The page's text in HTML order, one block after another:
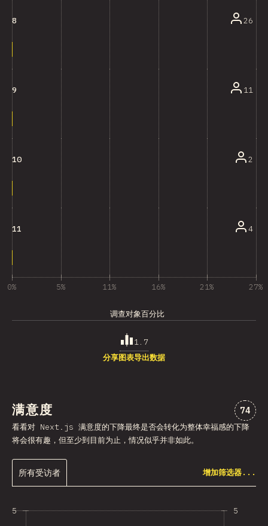
8 26
9 11
10 2
11 4
0% 5% 11% 16% 21% 27%
调查对象百分比
1.7
分享图表导出数据
满意度 对“元
74
看看对 Next.js 满意度的下降最终是否会转化为整体幸福感的下降
将会很有趣，但至少到目前为止，情况似乎并非如此。
所有受访者 增加筛选器...
5 5